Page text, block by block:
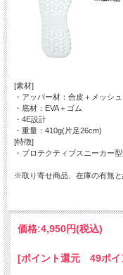
[素材]
・アッパー材：合皮＋メッシュ
・底材：EVA＋ゴム
・4E設計
・重量：410g(片足26cm)
[特徴]
・プロテクティブスニーカー
※取り寄せ商品、在庫の有無
価格:4,950円(税込)
[ポイント還元 49ポイ